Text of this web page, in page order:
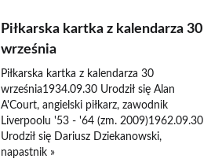
Piłkarska kartka z kalendarza 30
września
Piłkarska kartka z kalendarza 30
września1934.09.30 Urodził się Alan
A'Court, angielski piłkarz, zawodnik
Liverpoolu '53 - '64 (zm. 2009)1962.09.30
Urodził się Dariusz Dziekanowski,
napastnik »